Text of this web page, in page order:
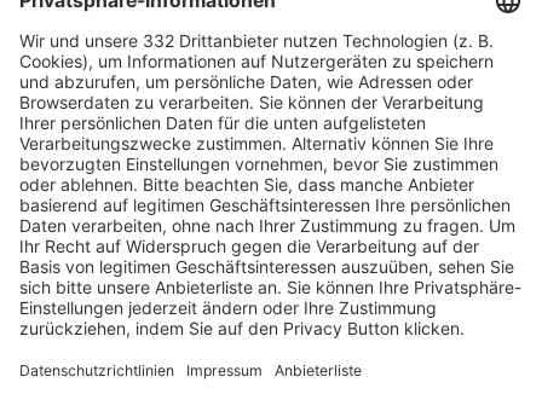
HÄUFIG BESUCHTE SEITEN
Pässe und Vereinswechsel
Trainerausbildung
Schulungsangebot Vereinsmitarbeiter
BFV-Geschäftsstellen
Trainerbörse
Login SpielPlus
FOLGE DEM BFV